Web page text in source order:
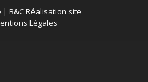
| B&C Réalisation site
Légales